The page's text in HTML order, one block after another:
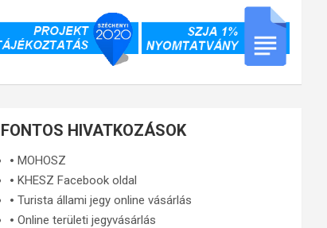
FONTOS HIVATKOZÁSOK
🞄MOHOSZ
🞄KHESZ Facebook oldal
🞄Turista állami jegy online vásárlás
🞄Online területi jegyvásárlás